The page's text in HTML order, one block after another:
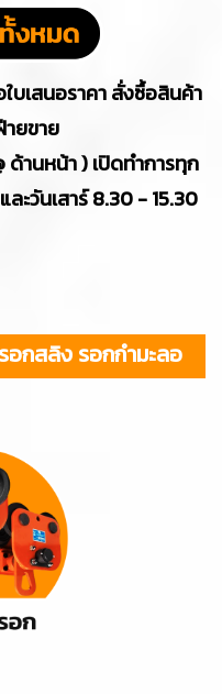
เสนอราคา สั่งซื้อสินค้า
ยขาย
ด้านหน้า ) เปิดทำการทุก
ะวันเสาร์ 8.30 - 15.30
อกสลิง รอกกำมะลอ